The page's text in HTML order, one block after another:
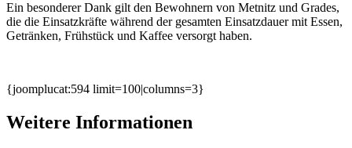
Ein besonderer Dank gilt den Bewohnern von Metnitz und Grades,
die die Einsatzkräfte während der gesamten Einsatzdauer mit Essen,
Getränken, Frühstück und Kaffee versorgt haben.
{joomplucat:594 limit=100|columns=3}
Weitere Informationen